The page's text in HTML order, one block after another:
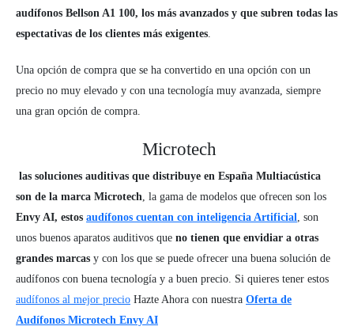
audífonos Bellson A1 100, los más avanzados y que subren todas las
espectativas de los clientes más exigentes.
Una opción de compra que se ha convertido en una opción con un
precio no muy elevado y con una tecnología muy avanzada, siempre
una gran opción de compra.
Microtech
las soluciones auditivas que distribuye en España Multiacústica
son de la marca Microtech, la gama de modelos que ofrecen son los
Envy AI, estos audífonos cuentan con inteligencia Artificial, son
unos buenos aparatos auditivos que no tienen que envidiar a otras
grandes marcas y con los que se puede ofrecer una buena solución de
audífonos con buena tecnología y a buen precio. Si quieres tener estos
audífonos al mejor precio Hazte Ahora con nuestra Oferta de
Audífonos Microtech Envy AI